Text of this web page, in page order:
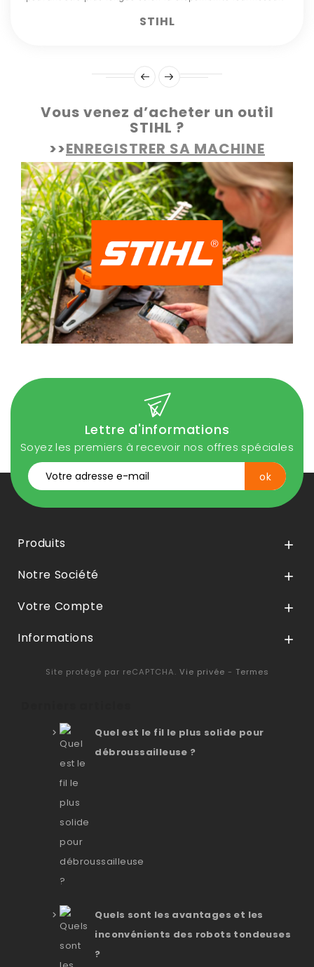
STIHL
Vous venez d’acheter un outil
STIHL ?
>>ENREGISTRER SA MACHINE
Lettre d'informations
Soyez les premiers à recevoir nos offres spéciales
Produits 
Notre Société 
Votre Compte 
Informations 
Site protégé par reCAPTCHA. Vie privée - Termes
Quel est le fil le plus solide pour
débroussailleuse ?
Quels sont les avantages et les
inconvénients des robots tondeuses
?